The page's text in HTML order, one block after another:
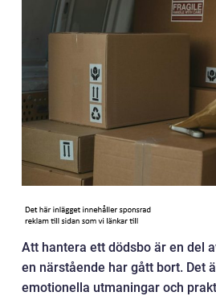
Att hantera ett dödsbo är en del
en närstående har gått bort. Det
emotionella utmaningar och